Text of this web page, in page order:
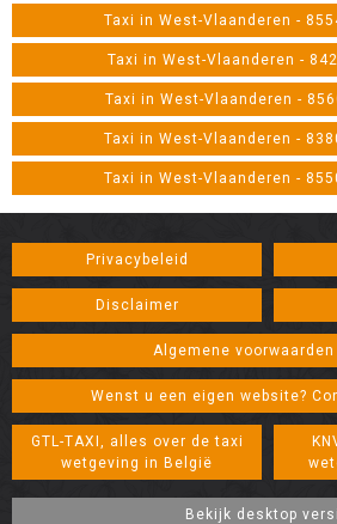
Taxi in West-Vlaanderen -
Taxi in West-Vlaanderen -
Taxi in West-Vlaanderen -
Taxi in West-Vlaanderen -
Taxi in West-Vlaanderen -
Privacybeleid
Disclaimer
Algemene voorwaarden
Wenst u een eigen website?
GTL-TAXI, alles over de taxi
wetgeving in België